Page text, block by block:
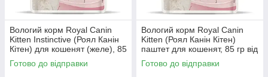
Вологий корм Royal Canin
Kitten Instinctive (Роял Канін
Кітен) для кошенят (желе), 85
гр від 12 шт.
Готово до відправки
Вологий корм Royal Canin
Kitten (Роял Канін Кітен)
паштет для кошенят, 85 гр від
12 шт.
Готово до відправки